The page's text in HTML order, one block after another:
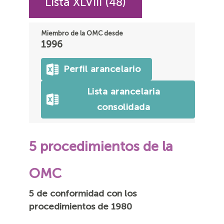
Miembro de la OMC desde
1996
Perfil arancelario
Lista arancelaria
consolidada
5 procedimientos de la
OMC
5 de conformidad con los
procedimientos de 1980